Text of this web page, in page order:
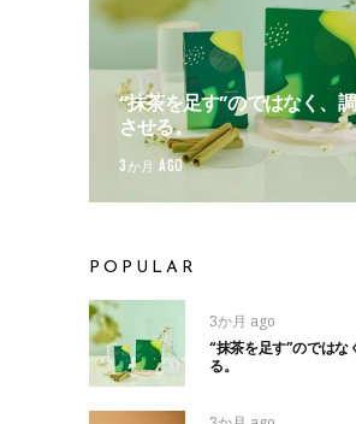
“抹茶を足す”のではなく、
させる。
3か月 AGO
POPULAR
3か月 ago
“抹茶を足す”のではな
る。